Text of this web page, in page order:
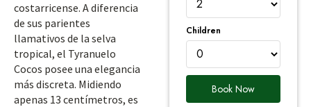
costarricense. A diferencia
de sus parientes
llamativos de la selva
tropical, el Tyranuelo
Cocos posee una elegancia
más discreta. Midiendo
apenas 13 centímetros, es
Children
Book Now